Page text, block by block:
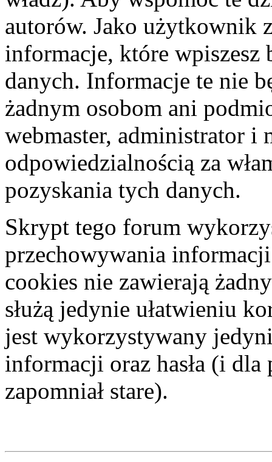
autorów. Jako użytkownik
informacje, które wpiszesz
danych. Informacje te nie
żadnym osobom ani
webmaster, administrator i
odpowiedzialnością za
pozyskania tych danych.
Skrypt tego forum
przechowywania
cookies nie zawierają
służą jedynie ułatwieniu
jest wykorzystywany
informacji oraz hasła (i dla
zapomniał stare).